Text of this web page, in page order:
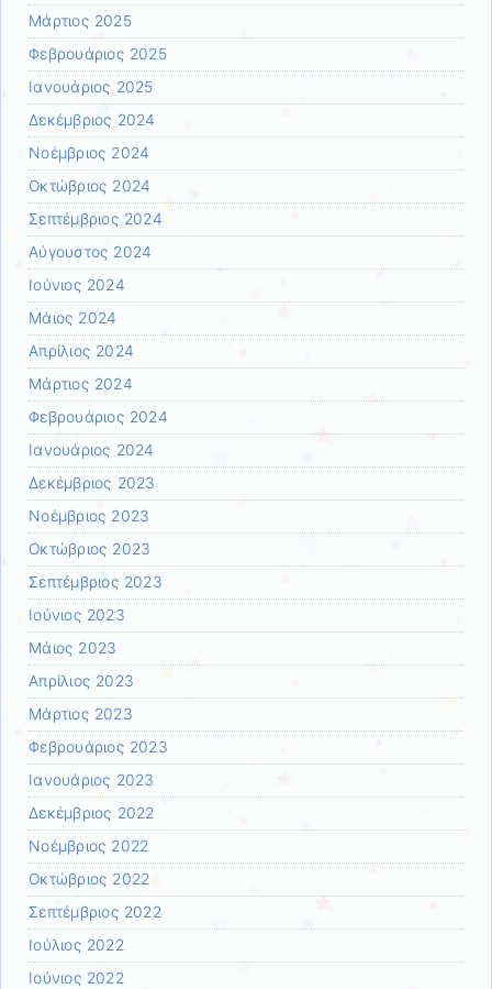
Μάρτιος 2025
Φεβρουάριος 2025
Ιανουάριος 2025
Δεκέμβριος 2024
Νοέμβριος 2024
Οκτώβριος 2024
Σεπτέμβριος 2024
Αύγουστος 2024
Ιούνιος 2024
Μάιος 2024
Απρίλιος 2024
Μάρτιος 2024
Φεβρουάριος 2024
Ιανουάριος 2024
Δεκέμβριος 2023
Νοέμβριος 2023
Οκτώβριος 2023
Σεπτέμβριος 2023
Ιούνιος 2023
Μάιος 2023
Απρίλιος 2023
Μάρτιος 2023
Φεβρουάριος 2023
Ιανουάριος 2023
Δεκέμβριος 2022
Νοέμβριος 2022
Οκτώβριος 2022
Σεπτέμβριος 2022
Ιούλιος 2022
Ιούνιος 2022